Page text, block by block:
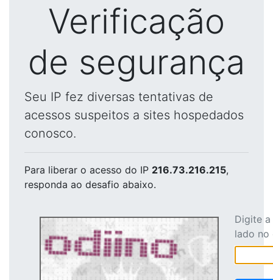
Verificação
de segurança
Seu IP fez diversas tentativas de
acessos suspeitos a sites hospedados
conosco.
Para liberar o acesso do IP 216.73.216.215,
responda ao desafio abaixo.
Digite
lado no